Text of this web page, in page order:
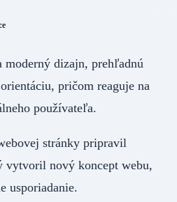
moderný dizajn, prehľadnú
pričom reaguje na
používateľa.
stránky pripravil
vytvoril nový koncept webu,
usporiadanie.